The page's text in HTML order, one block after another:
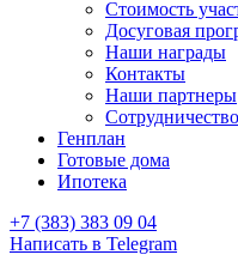
Стоимость
Досуговая
Наши награды
Контакты
Наши партнеры
Сотрудничество
Генплан
Готовые дома
Ипотека
+7 (383) 383 09 04
Написать в Telegram